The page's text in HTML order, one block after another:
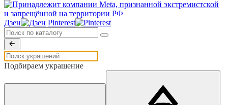
Дзен Pinterest
Подбираем украшение